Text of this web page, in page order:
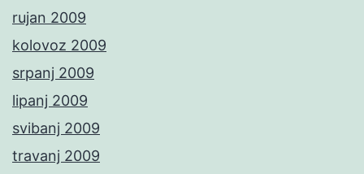
rujan 2009
kolovoz 2009
srpanj 2009
lipanj 2009
svibanj 2009
travanj 2009